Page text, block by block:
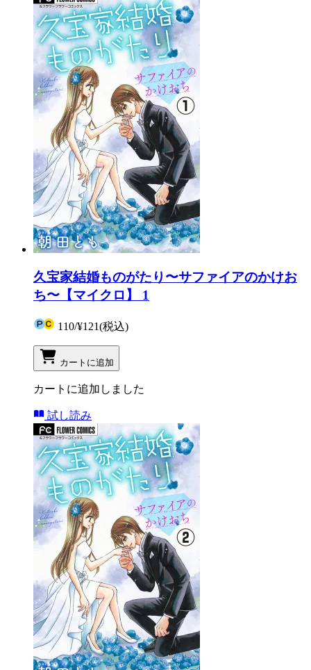
久宝家結婚ものがたり〜サファイアのかけお
ち〜【マイクロ】 1
110/¥121(税込)
カートに追加
カートに追加しました
試し読み